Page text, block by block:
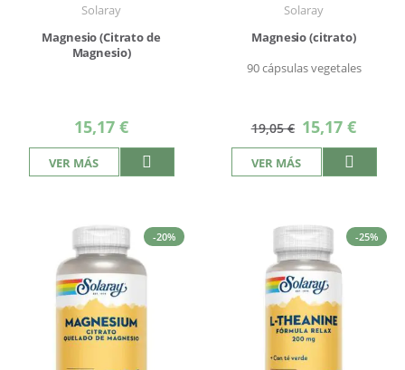
Solaray
Magnesio (Citrato de
Magnesio)
15,17 €
VER MÁS
Solaray
Magnesio (citrato)
90 cápsulas vegetales
19,05 € Precio
especial
15,17 €
VER MÁS
-20% -25%